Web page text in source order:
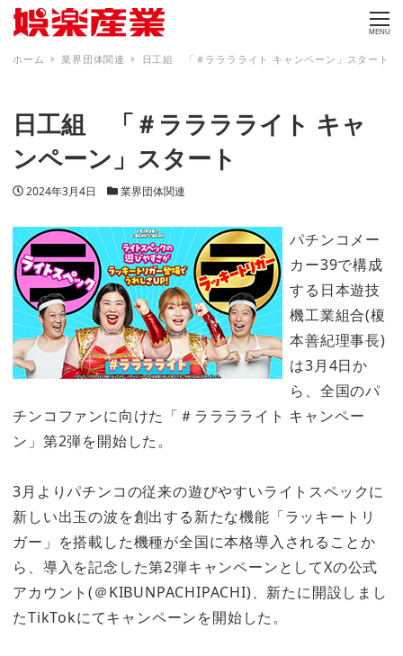
MENU
ホーム 業界団体関連 日工組 「＃ラララライト キャンペーン」スタート
日工組 「＃ラララライト キャ
ンペーン」スタート
投稿日
2024年3月4日 カテゴリー
業界団体関連
パチンコメー
カー39で構成
する日本遊技
機工業組合(榎
本善紀理事長)
は3月4日か
ら、全国のパ
チンコファンに向けた「＃ラララライト キャンペー
ン」第2弾を開始した。
3月よりパチンコの従来の遊びやすいライトスペックに
新しい出玉の波を創出する新たな機能「ラッキートリ
ガー」を搭載した機種が全国に本格導入されることか
ら、導入を記念した第2弾キャンペーンとしてXの公式
アカウント(＠KIBUNPACHIPACHI)、新たに開設しまし
たTikTokにてキャンペーンを開始した。